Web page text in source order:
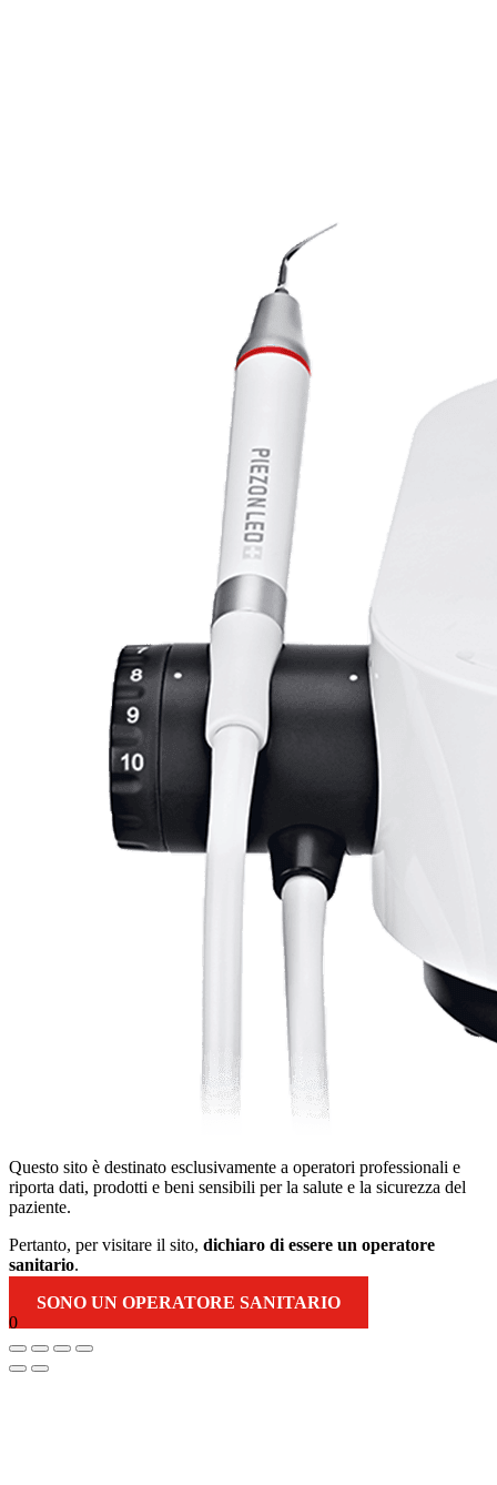
Questo sito è destinato esclusivamente a operatori professionali e
riporta dati, prodotti e beni sensibili per la salute e la sicurezza del
paziente.
Pertanto, per visitare il sito, dichiaro di essere un operatore
sanitario.
SONO UN OPERATORE SANITARIO
0
Torna
in